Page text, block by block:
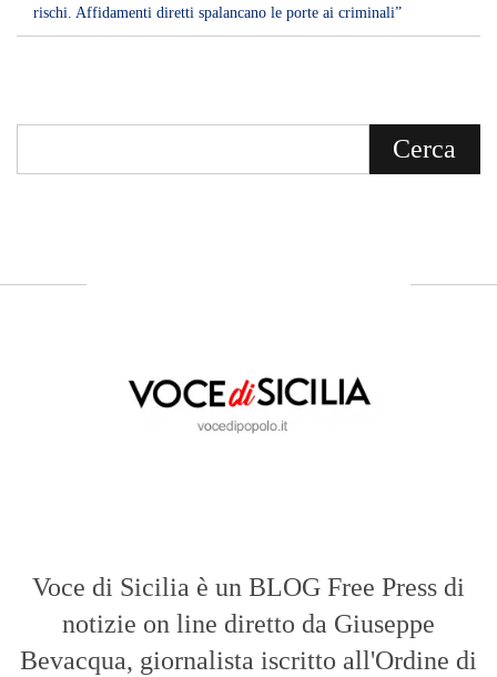
rischi. Affidamenti diretti spalancano le porte ai criminali”
Voce di Sicilia è un BLOG Free Press di
notizie on line diretto da Giuseppe
Bevacqua, giornalista iscritto all'Ordine di